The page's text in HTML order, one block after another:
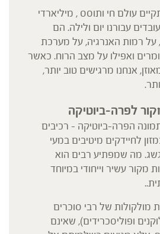
עולם חי ותוסס , מיליארדי
עבורנו יום ולילה. הם
על רמות האנרגיה, על מערכת
ואפילו על מצב הרוח. כאשר
אנחנו מרגישים טוב יותר,
לפרה-ביוטיקה
הפרה-ביוטיקה – רכיבים
לחיידקים מיטיבים במעי
מה שמפתיע רבים הוא
מקור עשיר וייחודי במיוחד
מולקולות של רבי סוכרים
ופוליסכרידים), שאינם